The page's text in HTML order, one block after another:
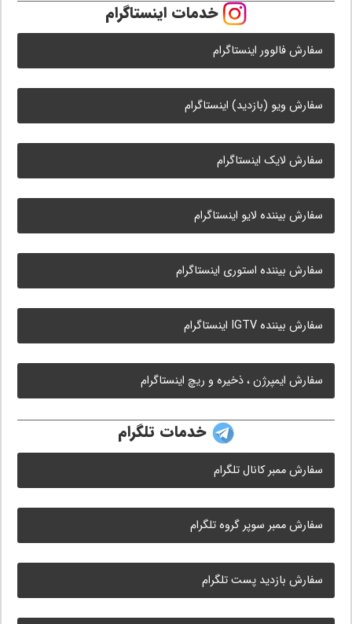
خدمات اینستاگرام
سفارش فالوور اینستاگرام
سفارش ویو (بازدید) اینستاگرام
سفارش لایک اینستاگرام
سفارش بیننده لایو اینستاگرام
سفارش بیننده استوری اینستاگرام
سفارش بیننده IGTV اینستاگرام
سفارش ایمپرژن ، ذخیره و ریچ اینستاگرام
خدمات تلگرام
سفارش ممبر کانال تلگرام
سفارش ممبر سوپر گروه تلگرام
سفارش بازدید پست تلگرام